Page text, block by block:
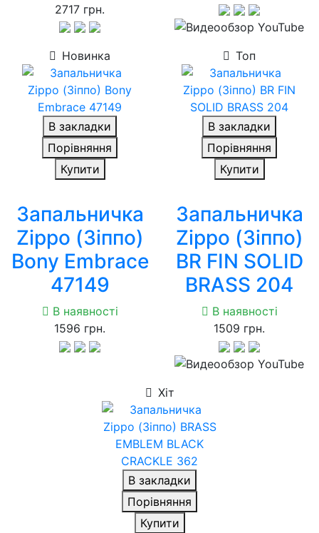
2717 грн.
Новинка
В закладки
Порівняння
Купити
Запальничка
Zippo (Зіппо)
Bony Embrace
47149
В наявності
1596 грн.
Топ
В закладки
Порівняння
Купити
Запальничка
Zippo (Зіппо)
BR FIN SOLID
BRASS 204
В наявності
1509 грн.
Хіт
В закладки
Порівняння
Купити